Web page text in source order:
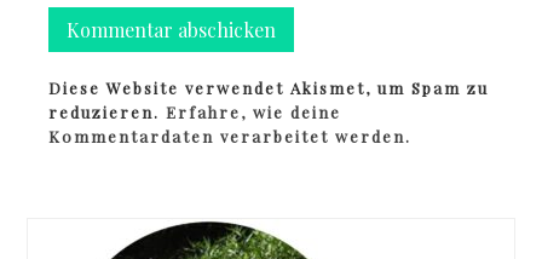
Diese Website verwendet Akismet, um Spam zu
reduzieren.Erfahre, wie deine
Kommentardaten verarbeitet werden.